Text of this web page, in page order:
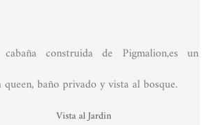
construida de Pigmalion,es un
baño privado y vista al bosque.
Vista al Jardin